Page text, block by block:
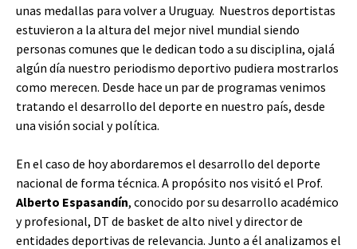
unas medallas para volver a Uruguay. Nuestros deportistas
estuvieron a la altura del mejor nivel mundial siendo
personas comunes que le dedican todo a su disciplina, ojalá
algún día nuestro periodismo deportivo pudiera mostrarlos
como merecen. Desde hace un par de programas venimos
tratando el desarrollo del deporte en nuestro país, desde
una visión social y política.
En el caso de hoy abordaremos el desarrollo del deporte
nacional de forma técnica. A propósito nos visitó el Prof.
Alberto Espasandín, conocido por su desarrollo académico
y profesional, DT de basket de alto nivel y director de
entidades deportivas de relevancia. Junto a él analizamos el